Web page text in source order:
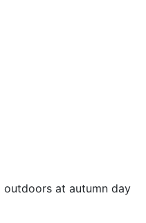
outdoors at autumn day